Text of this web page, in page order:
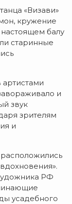
«Визави»
кружение
балу
старинные
и
звук
зрителям
и
РФ
усадебного